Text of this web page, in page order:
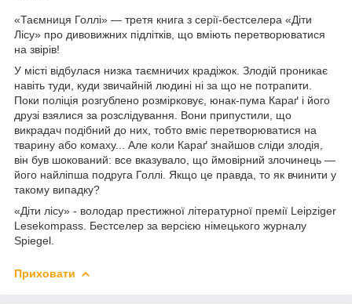
«Таємниця Голлі» — третя книга з серії-бестселера «Діти
Лісу» про дивовижних підлітків, що вміють перетворюватися
на звірів!
У місті відбулася низка таємничих крадіжок. Злодій проникає
навіть туди, куди звичайній людині ні за що не потрапити.
Поки поліція розгублено розмірковує, юнак-пума Караґ і його
друзі взялися за розслідування. Вони припустили, що
викрадач подібний до них, тобто вміє перетворюватися на
тварину або комаху... Але коли Караґ знайшов сліди злодія,
він був шокований: все вказувало, що ймовірний злочинець —
його найліпша подруга Голлі. Якщо це правда, то як вчинити у
такому випадку?
«Діти лісу» - володар престижної літературної премії Leipziger
Lesekompass. Бестселер за версією німецького журналу
Spiegel.
Приховати